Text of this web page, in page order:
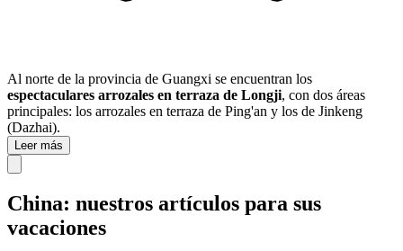
Al norte de la provincia de Guangxi se encuentran los
espectaculares arrozales en terraza de Longji, con dos áreas
principales: los arrozales en terraza de Ping'an y los de Jinkeng
(Dazhai).
Leer más
China: nuestros artículos para sus
vacaciones